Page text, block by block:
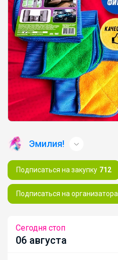
Эмилия!
Подписаться на закупку 712
Подписаться на организатора
Сегодня стоп
06 августа